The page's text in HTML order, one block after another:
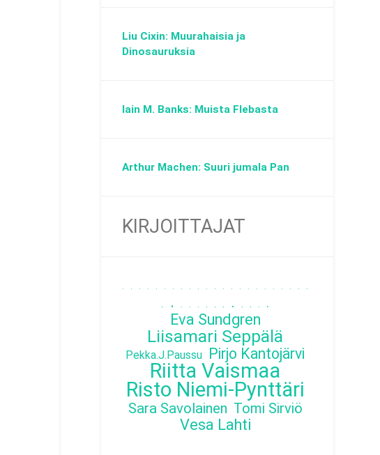
Liu Cixin: Muurahaisia ja
Dinosauruksia
Iain M. Banks: Muista Flebasta
Arthur Machen: Suuri jumala Pan
KIRJOITTAJAT
. . . . . . . . . . . . . . . . . . . . . . .
. . . . . . . . . .
Eva Sundgren
Liisamari Seppälä
Pekka.J.Paussu Pirjo Kantojärvi
Riitta Vaismaa
Risto Niemi-Pynttäri
Sara Savolainen Tomi Sirviö
Vesa Lahti